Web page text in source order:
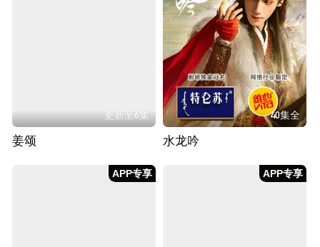
更新至6集
姜颂
40集全
水龙吟
APP专享 APP专享